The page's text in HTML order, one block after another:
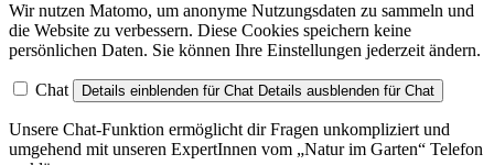
Wir nutzen Matomo, um anonyme Nutzungsdaten zu sammeln und
die Website zu verbessern. Diese Cookies speichern keine
persönlichen Daten. Sie können Ihre Einstellungen jederzeit ändern.
Chat Details einblenden für Chat Details ausblenden für Chat
Unsere Chat-Funktion ermöglicht dir Fragen unkompliziert und
umgehend mit unseren ExpertInnen vom „Natur im Garten“ Telefon